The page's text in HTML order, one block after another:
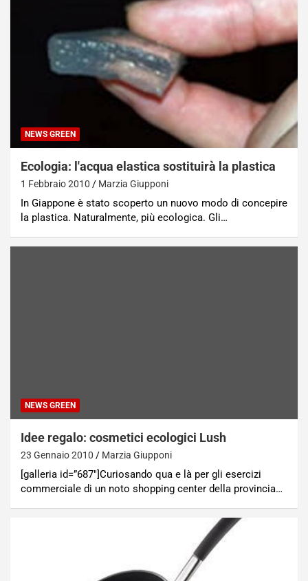
NEWS GREEN
Ecologia: l'acqua elastica sostituirà la plastica
1 Febbraio 2010 Marzia Giupponi
In Giappone è stato scoperto un nuovo modo di concepire
la plastica. Naturalmente, più ecologica. Gli…
NEWS GREEN
Idee regalo: cosmetici ecologici Lush
23 Gennaio 2010 Marzia Giupponi
[galleria id=”687″]Curiosando qua e là per gli esercizi
commerciale di un noto shopping center della provincia…